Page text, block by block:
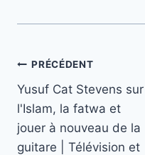
Navigation
de
l’article
PRÉCÉDENT
Yusuf Cat Stevens sur
l'Islam, la fatwa et
jouer à nouveau de la
guitare | Télévision et